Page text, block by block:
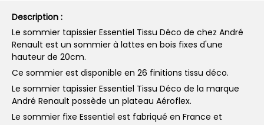
Description :
Le sommier tapissier Essentiel Tissu Déco de chez André
Renault est un sommier à lattes en bois fixes d'une
hauteur de 20cm.
Ce sommier est disponible en 26 finitions tissu déco.
Le sommier tapissier Essentiel Tissu Déco de la marque
André Renault possède un plateau Aéroflex.
Le sommier fixe Essentiel est fabriqué en France et